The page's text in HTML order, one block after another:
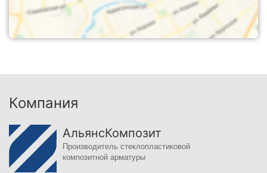
Компания
АльянсКомпозит
Производитель стеклопластиковой
композитной арматуры